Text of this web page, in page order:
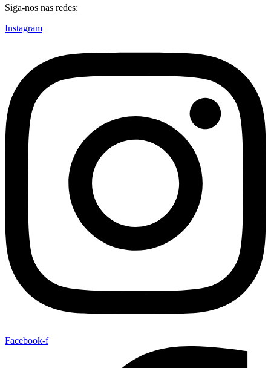
Siga-nos nas redes:
Instagram
Facebook-f